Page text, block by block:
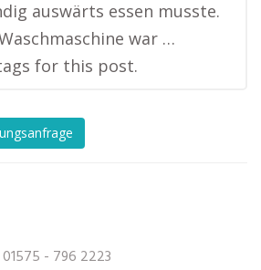
auswärts essen musste.
war …
for this post.
- 796 2223